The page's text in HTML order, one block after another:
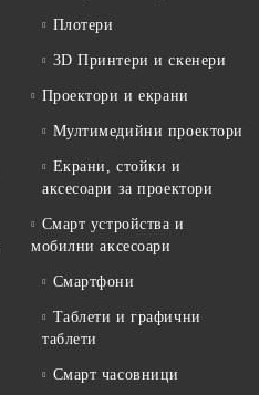
Плотери
3D Принтери и скенери
Проектори и екрани
Мултимедийни проектори
Екрани, стойки и
аксесоари за проектори
Смарт устройства и
мобилни аксесоари
Смартфони
Таблети и графични
таблети
Смарт часовници